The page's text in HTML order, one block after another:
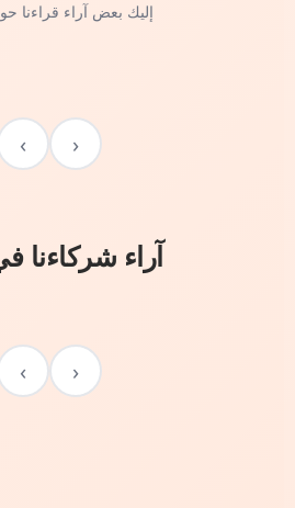
إليك بعض آراء قراءنا
‹
›
آراء شركاءنا
‹
›